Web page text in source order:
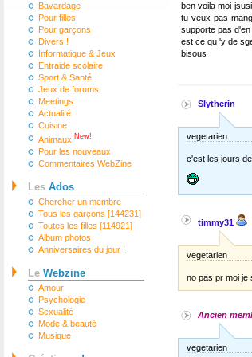
Bavardage
Pour filles
Pour garçons
Divers !
Informatique & Jeux
Entraide scolaire
Sport & Santé
Jeux de forums
Meetings
Actualité
Cuisine
Animaux New!
Pour les nouveaux
Commentaires WebZine
Les Ados
Chercher un membre
Tous les garçons [144231]
Toutes les filles [114921]
Album photos
Anniversaires du jour !
Le Webzine
Amour
Psychologie
Sexualité
Mode & beauté
Musique
ben voila moi
tu veux pas
supporte pas
est ce qu 'y de
bisous
Slytherin
vegetarien
c'est les jours
timmy31
vegetarien
no pas pr moi je
Ancien
vegetarien